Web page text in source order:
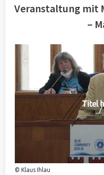
Veranstaltung mit
–
Titel
© Klaus Ihlau